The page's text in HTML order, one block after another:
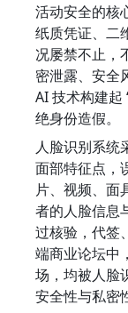
活动安全的核
纸质凭证、二
况屡禁不止，
密泄露、安全
AI 技术构建起
绝身份造假。
人脸识别系统
面部特征点，
片、视频、面
者的人脸信息
过核验，代签
端商业论坛中
场，均被人脸
安全性与私密